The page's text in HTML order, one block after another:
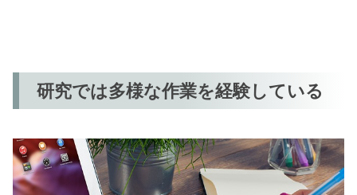
研究では多様な作業を経験している